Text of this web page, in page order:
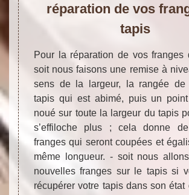
réparation de vos
tapis
Pour la réparation de vos franges
soit nous faisons une remise à
sens de la largeur, la rangée
tapis qui est abimé, puis un
noué sur toute la largeur du tapis
s’effiloche plus ; cela donne
franges qui seront coupées et
même longueur. - soit nous
nouvelles franges sur le tapis si
récupérer votre tapis dans son état